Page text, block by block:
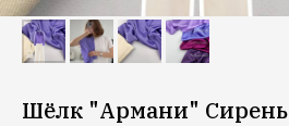
Шёлк "Армани" Сирень